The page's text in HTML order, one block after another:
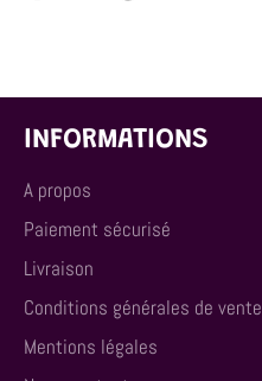
INFORMATIONS
A propos
Paiement sécurisé
Livraison
Conditions générales de vente
Mentions légales